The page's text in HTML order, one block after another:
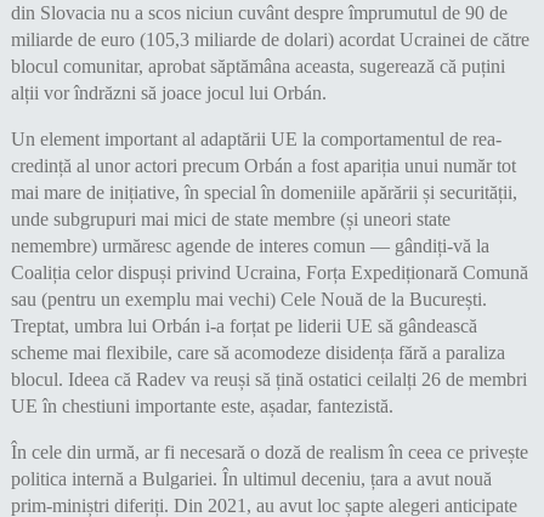
din Slovacia nu a scos niciun cuvânt despre împrumutul de 90 de
miliarde de euro (105,3 miliarde de dolari) acordat Ucrainei de către
blocul comunitar, aprobat săptămâna aceasta, sugerează că puțini
alții vor îndrăzni să joace jocul lui Orbán.
Un element important al adaptării UE la comportamentul de rea-
credință al unor actori precum Orbán a fost apariția unui număr tot
mai mare de inițiative, în special în domeniile apărării și securității,
unde subgrupuri mai mici de state membre (și uneori state
nemembre) urmăresc agende de interes comun — gândiți-vă la
Coaliția celor dispuși privind Ucraina, Forța Expediționară Comună
sau (pentru un exemplu mai vechi) Cele Nouă de la București.
Treptat, umbra lui Orbán i-a forțat pe liderii UE să gândească
scheme mai flexibile, care să acomodeze disidența fără a paraliza
blocul. Ideea că Radev va reuși să țină ostatici ceilalți 26 de membri
UE în chestiuni importante este, așadar, fantezistă.
În cele din urmă, ar fi necesară o doză de realism în ceea ce privește
politica internă a Bulgariei. În ultimul deceniu, țara a avut nouă
prim-miniștri diferiți. Din 2021, au avut loc șapte alegeri anticipate